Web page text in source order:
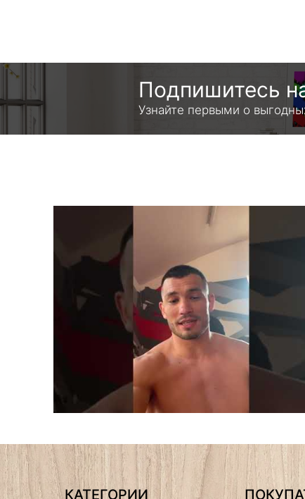
Подпишитесь
Узнайте первыми о
КАТЕГОРИИ